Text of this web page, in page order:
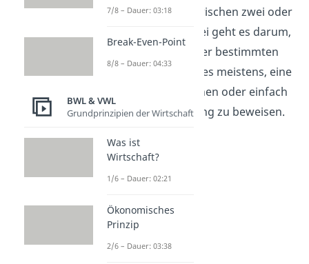
Konkurrenzkampf
zwischen zwei oder
mehr Personen. Dabei geht es darum,
in einer bestimmten
Sache ist. Das Ziel ist es meistens, eine
Belohnung zu gewinnen oder einfach
nur die eigene Leistung zu beweisen.
7/8 – Dauer: 03:18
Break-Even-Point
8/8 – Dauer: 04:33
BWL & VWL
Grundprinzipien der Wirtschaft
Was ist
Wirtschaft?
1/6 – Dauer: 02:21
Ökonomisches
Prinzip
2/6 – Dauer: 03:38